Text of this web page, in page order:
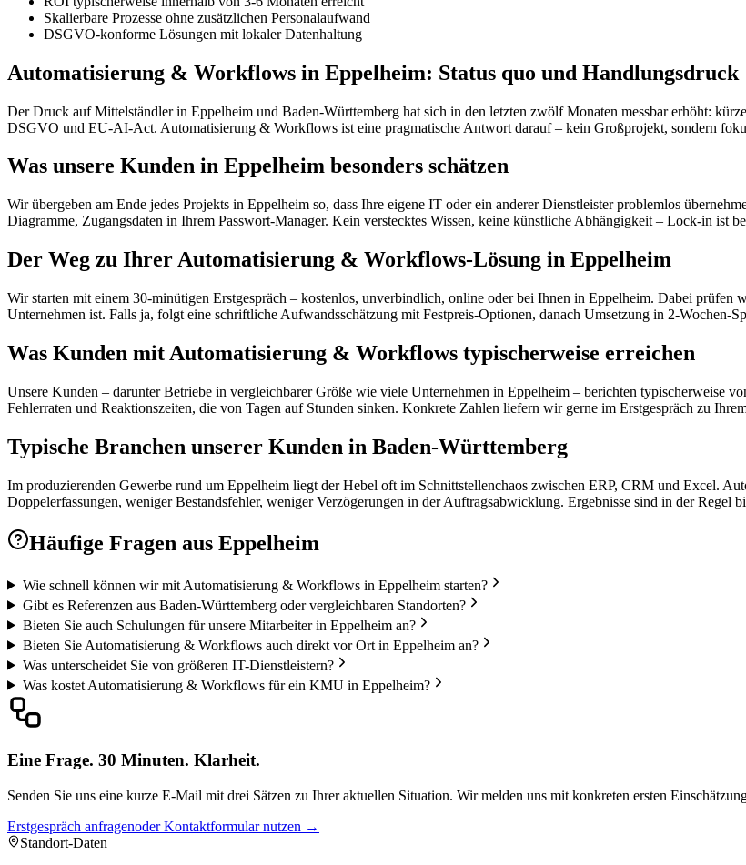
Skalierbare Prozesse ohne zusätzlichen Personalaufwand
DSGVO-konforme Lösungen mit lokaler Datenhaltung
Automatisierung & Workflows in Eppelheim: Status quo und Handlungsdruck
Der Druck auf Mittelständler in Eppelheim und Baden-Württemberg hat sich in den letzten zwölf Monaten messbar erhöht:
DSGVO und EU-AI-Act. Automatisierung & Workflows ist eine pragmatische Antwort darauf – kein Großprojekt, sondern
Was unsere Kunden in Eppelheim besonders schätzen
Wir übergeben am Ende jedes Projekts in Eppelheim so, dass Ihre eigene IT oder ein anderer Dienstleister problemlos
Diagramme, Zugangsdaten in Ihrem Passwort-Manager. Kein verstecktes Wissen, keine künstliche Abhängigkeit – Lock-in ist
Der Weg zu Ihrer Automatisierung & Workflows-Lösung in Eppelheim
Wir starten mit einem 30-minütigen Erstgespräch – kostenlos, unverbindlich, online oder bei Ihnen in Eppelheim. Dabei
Unternehmen ist. Falls ja, folgt eine schriftliche Aufwandsschätzung mit Festpreis-Optionen, danach Umsetzung in 2-Wochen-
Was Kunden mit Automatisierung & Workflows typischerweise erreichen
Unsere Kunden – darunter Betriebe in vergleichbarer Größe wie viele Unternehmen in Eppelheim – berichten typischerweise
Fehlerraten und Reaktionszeiten, die von Tagen auf Stunden sinken. Konkrete Zahlen liefern wir gerne im Erstgespräch zu
Typische Branchen unserer Kunden in Baden-Württemberg
Im produzierenden Gewerbe rund um Eppelheim liegt der Hebel oft im Schnittstellenchaos zwischen ERP, CRM und Excel.
Doppelerfassungen, weniger Bestandsfehler, weniger Verzögerungen in der Auftragsabwicklung. Ergebnisse sind in der Regel
Häufige Fragen aus Eppelheim
Wie schnell können wir mit Automatisierung & Workflows in Eppelheim starten?
Gibt es Referenzen aus Baden-Württemberg oder vergleichbaren Standorten?
Bieten Sie auch Schulungen für unsere Mitarbeiter in Eppelheim an?
Bieten Sie Automatisierung & Workflows auch direkt vor Ort in Eppelheim an?
Was unterscheidet Sie von größeren IT-Dienstleistern?
Was kostet Automatisierung & Workflows für ein KMU in Eppelheim?
Eine Frage. 30 Minuten. Klarheit.
Senden Sie uns eine kurze E-Mail mit drei Sätzen zu Ihrer aktuellen Situation. Wir melden uns mit konkreten ersten
Erstgespräch anfragenoder Kontaktformular nutzen →
Standort-Daten